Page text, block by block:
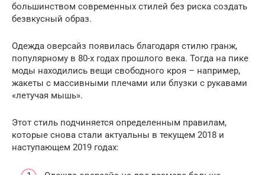
большинством современных стилей без риска создать
безвкусный образ.
Одежда оверсайз появилась благодаря стилю гранж,
популярному в 80-х годах прошлого века. Тогда на пике
моды находились вещи свободного кроя – например,
жакеты с массивными плечами или блузки с рукавами
«летучая мышь».
Этот стиль подчиняется определенным правилам,
которые снова стали актуальны в текущем 2018 и
наступающем 2019 годах: